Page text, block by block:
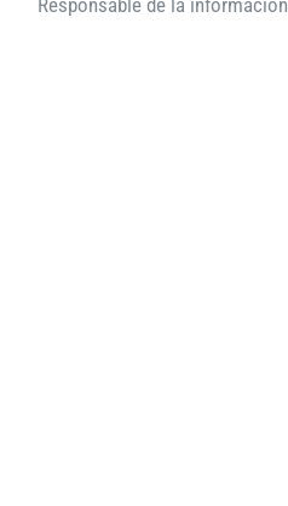
Responsable de la información